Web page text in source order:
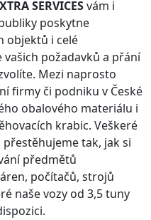
SERVICESvám i
poskytne
objektů i celé
požadavků a přání
Mezi naprosto
firmy či podniku v České
obalového materiálu i
krabic. Veškeré
tak, jak si
předmětů
počítačů, strojů
naše vozy od 3,5 tuny